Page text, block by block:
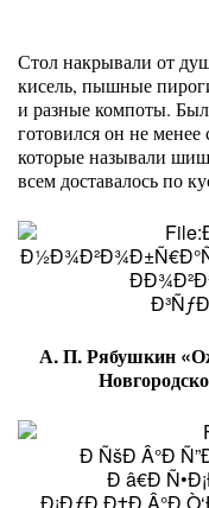
Стол накрывали от
кисель, пышные
и разные компоты.
готовился он не
которые называли
всем доставалось по
А. П. Рябушкин